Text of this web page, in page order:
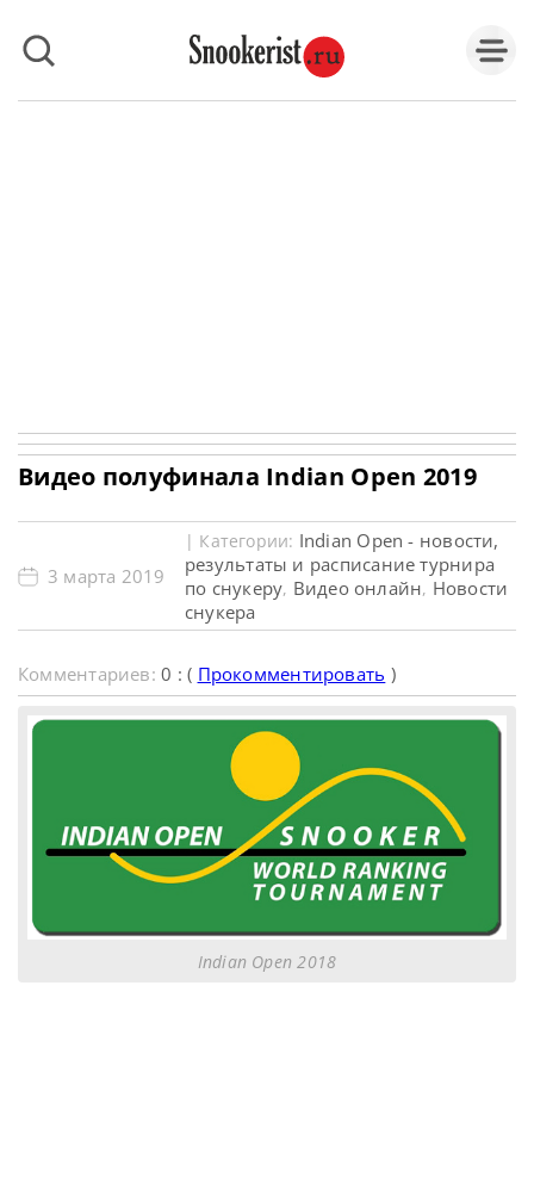
Видео полуфинала Indian Open 2019
3 марта 2019
| Категории: Indian Open - новости,
результаты и расписание турнира
по снукеру, Видео онлайн, Новости
снукера
Комментариев:0 : ( Прокомментировать )
Indian Open 2018